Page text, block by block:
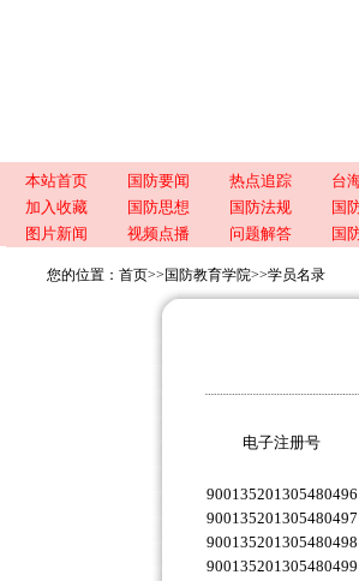
本站首页 国防要闻 热点追踪 台
加入收藏
国防思想 国防法规 国
图片新闻
视频点播 问题解答 国
您的位置： 首页>> 国防教育学院>>学员名录
电子注册号
900135201305480496
900135201305480497
900135201305480498
900135201305480499